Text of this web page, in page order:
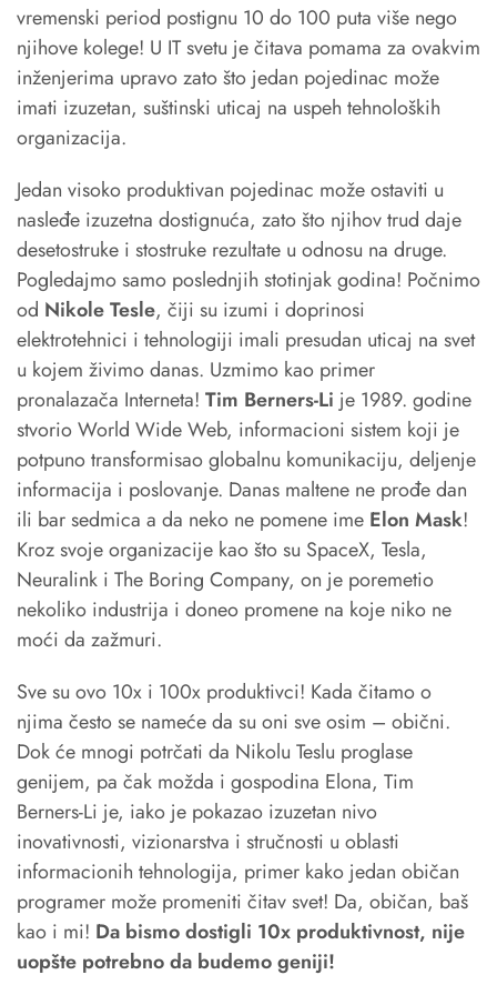
vremenski period postignu 10 do 100 puta više nego
njihove kolege! U IT svetu je čitava pomama za ovakvim
inženjerima upravo zato što jedan pojedinac može
imati izuzetan, suštinski uticaj na uspeh tehnoloških
organizacija.
Jedan visoko produktivan pojedinac može ostaviti u
nasleđe izuzetna dostignuća, zato što njihov trud daje
desetostruke i stostruke rezultate u odnosu na druge.
Pogledajmo samo poslednjih stotinjak godina! Počnimo
od Nikole Tesle, čiji su izumi i doprinosi
elektrotehnici i tehnologiji imali presudan uticaj na svet
u kojem živimo danas. Uzmimo kao primer
pronalazača Interneta! Tim Berners-Li je 1989. godine
stvorio World Wide Web, informacioni sistem koji je
potpuno transformisao globalnu komunikaciju, deljenje
informacija i poslovanje. Danas maltene ne prođe dan
ili bar sedmica a da neko ne pomene ime Elon Mask!
Kroz svoje organizacije kao što su SpaceX, Tesla,
Neuralink i The Boring Company, on je poremetio
nekoliko industrija i doneo promene na koje niko ne
moći da zažmuri.
Sve su ovo 10x i 100x produktivci! Kada čitamo o
njima često se nameće da su oni sve osim – obični.
Dok će mnogi potrčati da Nikolu Teslu proglase
genijem, pa čak možda i gospodina Elona, Tim
Berners-Li je, iako je pokazao izuzetan nivo
inovativnosti, vizionarstva i stručnosti u oblasti
informacionih tehnologija, primer kako jedan običan
programer može promeniti čitav svet! Da, običan, baš
kao i mi! Da bismo dostigli 10x produktivnost, nije
uopšte potrebno da budemo geniji!